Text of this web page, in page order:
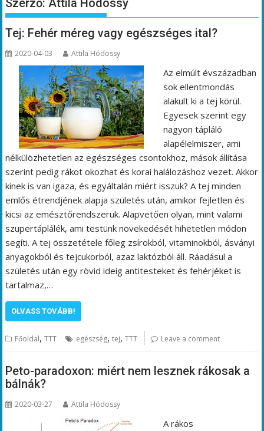
Szerző:Attila Hódossy
Tej: Fehér méreg vagy egészséges ital?
2020-04-03 Attila Hódossy
Az elmúlt évszázadban
sok ellentmondás
alakult ki a tej körül.
Egyesek szerint egy
nagyon tápláló
alapélelmiszer, ami
nélkülözhetetlen az egészséges csontokhoz, mások állítása
szerint pedig rákot okozhat és korai halálozáshoz vezet. Akkor
kinek is van igaza, és egyáltalán miért isszuk? A tej minden
emlős étrendjének alapja születés után, amikor fejletlen és
kicsi az emésztőrendszerük. Alapvetően olyan, mint valami
szupertáplálék, ami testünk növekedését hihetetlen módon
segíti. A tej összetétele főleg zsírokból, vitaminokból, ásványi
anyagokból és tejcukorból, azaz laktózból áll. Ráadásul a
születés után egy rövid ideig antitesteket és fehérjéket is
tartalmaz,…
OLVASS TOVÁBB!
Főoldal,TTT egészség,tej,TTT Leave a comment
Peto-paradoxon: miért nem lesznek rákosak a
bálnák?
2020-03-27 Attila Hódossy
A rákos